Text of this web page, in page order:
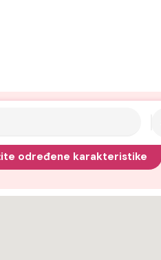
određene karakteristike